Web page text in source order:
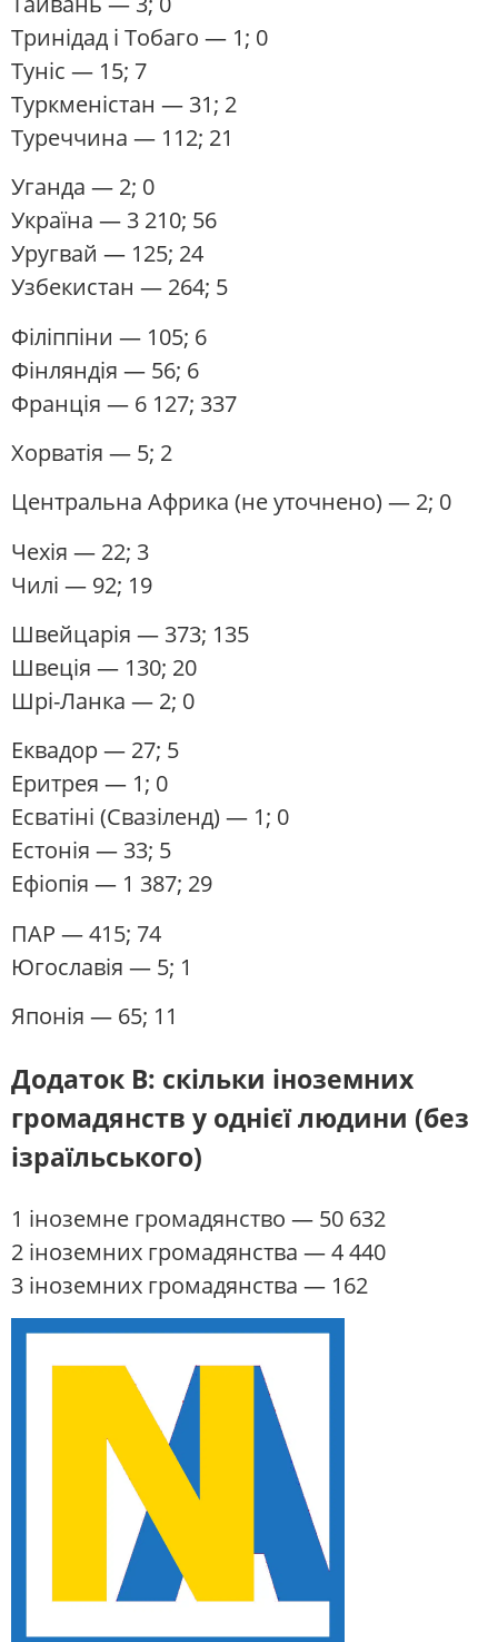
Тринідад і Тобаго — 1; 0
Туніс — 15; 7
Туркменістан — 31; 2
Туреччина — 112; 21
Уганда — 2; 0
Україна — 3 210; 56
Уругвай — 125; 24
Узбекистан — 264; 5
Філіппіни — 105; 6
Фінляндія — 56; 6
Франція — 6 127; 337
Хорватія — 5; 2
Центральна Африка (не уточнено) — 2; 0
Чехія — 22; 3
Чилі — 92; 19
Швейцарія — 373; 135
Швеція — 130; 20
Шрі-Ланка — 2; 0
Еквадор— 27; 5
Еритрея — 1; 0
Есватіні (Свазіленд) — 1; 0
Естонія — 33; 5
Ефіопія — 1 387; 29
ПАР — 415; 74
Югославія — 5; 1
Японія — 65; 11
Додаток B: скільки іноземних
громадянств у однієї людини (без
ізраїльського)
1 іноземне громадянство — 50 632
2 іноземних громадянства — 4 440
3 іноземних громадянства — 162